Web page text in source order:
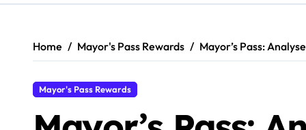
Burgemeesterspas: Premium
Home Mayor's Pass Rewards Mayor’s Pass:
Mayor's Pass Rewards